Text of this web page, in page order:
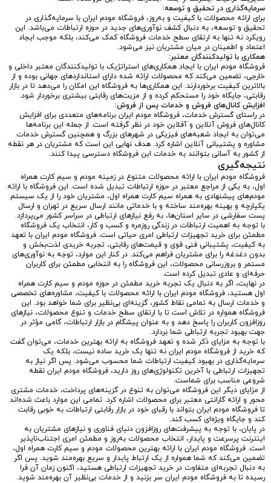
سرمایه‌گذاری در تحقیق و توسعه:
برای ارائه محصولات با کیفیت و به‌روز، فروشگاه مودم ایران با سرمایه‌گذاری در
تحقیق و توسعه، به دنبال کشف نوآوری‌های جدید در حوزه ارتباطات می‌باشد. این
رویکرد نه تنها به ارتقای سطح خدمات فروشگاه کمک می‌کند، بلکه موجب ایجاد
اعتماد و اطمینان در میان مشتریان نیز می‌شود.
همکاری با تولیدکنندگان معتبر:
فروشگاه مودم ایران با ایجاد همکاری‌های استراتژیک با تولیدکنندگان معتبر داخلی و
خارجی، تضمین می‌کند که محصولات ارائه شده دارای استانداردهای جهانی بوده و از
بالاترین کیفیت برخوردارند. این همکاری‌ها به فروشگاه این امکان را می‌دهد تا در بازار
رقابتی، جایگاه خود را مستحکم کرده و از مزیت‌های رقابتی بیشتری برخوردار شود.
افزایش کانال‌های فروش و خدمات پس از فروش:
در راستای گسترش خدمات، فروشگاه مودم ایران برنامه‌های متعددی برای افزایش
کانال‌های فروش آنلاین و آفلاین خود در نظر گرفته است. از جمله این برنامه‌ها
می‌توان به ایجاد شعبه‌های فیزیکی در شهرهای بزرگ و همچنین گسترش خدمات
مشاوره و پشتیبانی آنلاین اشاره کرد. هدف نهایی این است که مشتریان در هر نقطه
از کشور به آسانی بتوانند به خدمات این فروشگاه دسترسی پیدا کنند.
نتیجه‌گیری
فروشگاه مودم ایران با ارائه محصولات متنوع در زمینه مودم و سیم کارت همراه
اول، به یکی از مراجع معتبر در حوزه ارتباطات تبدیل شده است. این فروشگاه با ارائه
مودم‌های پیشنهادی به همراه سیم کارت همراه اول، مشتریان خود را از یک سیستم
یکپارچه و بهینه بهره‌مند ساخته و با خدماتی مانند ارسال سریع در تهران و ارسال
پست سفارشی در سایر استان‌ها، به رفع نیازهای ارتباطی در سراسر کشور می‌پردازد.
با توجه به اهمیت ارتباطات در زندگی روزمره و کسب و کار، انتخاب یک فروشگاه
مطمئن برای خرید تجهیزات ارتباطی امری حیاتی است. فروشگاه مودم ایران با تعهد
به کیفیت، پشتیبانی فنی قوی و قیمت‌های رقابتی، تجربه خریدی لذت‌بخش و
بدون دغدغه را برای مشتریان فراهم می‌کند. در کنار این موارد، توجه به نوآوری‌های
مستمر و بروزرسانی محصولات، این فروشگاه را به انتخابی مطمئن برای کاربران
حرفه‌ای و عادی تبدیل کرده است.
در نهایت، اگر به دنبال یک تجربه خرید مطمئن در حوزه مودم و سیم کارت همراه
اول هستید، فروشگاه مودم ایران با ارائه محصولات با کیفیت، مشاوره‌های تخصصی
و خدمات ارسال به تمامی نقاط کشور، گزینه‌ای بی‌نظیر برای شما خواهد بود. این
فروشگاه همواره در تلاش است تا با ارتقای سطح خدمات و تنوع محصولات، نیازهای
روزافزون کاربران را پاسخ دهد و به عنوان پیشگام در بازار ارتباطات، گامی مؤثر در
جهت بهبود تجربه ارتباطی شما بردارد.
با توجه به مزایای ذکر شده و تعهد فروشگاه به ارائه بهترین خدمات، می‌توان گفت
که خرید از فروشگاه مودم ایران نه تنها یک خرید ساده نیست، بلکه یک
سرمایه‌گذاری در بهبود کیفیت ارتباطات شما محسوب می‌شود. پس اگر نیاز به
تجهیزات ارتباطی با آخرین تکنولوژی‌های روز دارید، فروشگاه مودم ایران نقطه
شروعی مناسب برای شماست.
از مزایای دیگر این فروشگاه می‌توان به تنوع در گزینه‌های پرداخت، خدمات مشتری
محور و ارائه گارانتی معتبر برای محصولات اشاره کرد. تمامی این موارد باعث شده‌اند
تا فروشگاه مودم ایران بتواند با رقبای خود در بازار رقابتی ارتباطات به خوبی رقابت
کند و جایگاه ویژه‌ای کسب کند.
در پایان، با توجه به پیشرفت‌های روزافزون دنیای فناوری و نیازهای مشتریان به
اینترنت پرسرعت و پایدار، انتخاب محصولات به‌روز و مطمئن امری اجتناب‌ناپذیر
است. فروشگاه مودم ایران با ارائه بهترین محصولات مودم و سیم کارت همراه اول،
تضمین می‌کند که شما همواره از یک ارتباط پایدار و سریع بهره‌مند شوید. پس اگر
به دنبال تجربه‌ای متفاوت در خرید تجهیزات ارتباطی هستید، اکنون زمان آن فرا
رسیده تا به فروشگاه مودم ایران سر بزنید و از خدمات بی‌نظیر آن بهره‌مند شوید.